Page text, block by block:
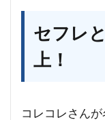
セフレ
上！
コレコレさん